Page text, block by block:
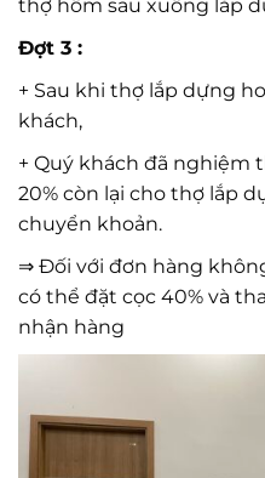
thợ hôm sau xuống lắp
Đợt 3 :
+ Sau khi thợ lắp dựng
khách,
+ Quý khách đã nghiệm
20% còn lại cho thợ lắp
chuyển khoản.
⇒ Đối với đơn hàng
có thể đặt cọc 40% và
nhận hàng